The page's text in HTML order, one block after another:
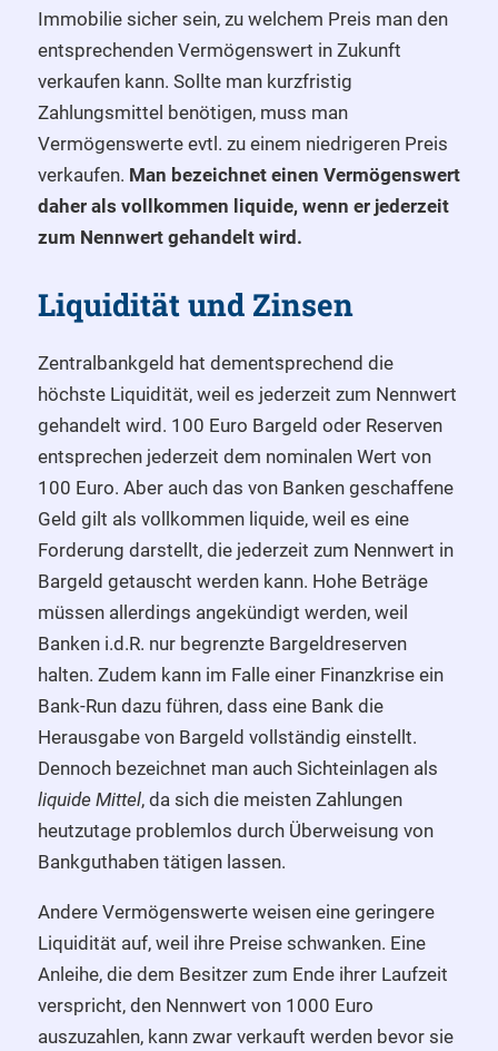
Immobilie sicher sein, zu welchem Preis man den
entsprechenden Vermögenswert in Zukunft
verkaufen kann. Sollte man kurzfristig
Zahlungsmittel benötigen, muss man
Vermögenswerte evtl. zu einem niedrigeren Preis
verkaufen. Man bezeichnet einen Vermögenswert
daher als vollkommen liquide, wenn er jederzeit
zum Nennwert gehandelt wird.
Liquidität und Zinsen
Zentralbankgeld hat dementsprechend die
höchste Liquidität, weil es jederzeit zum Nennwert
gehandelt wird. 100 Euro Bargeld oder Reserven
entsprechen jederzeit dem nominalen Wert von
100 Euro. Aber auch das von Banken geschaffene
Geld gilt als vollkommen liquide, weil es eine
Forderung darstellt, die jederzeit zum Nennwert in
Bargeld getauscht werden kann. Hohe Beträge
müssen allerdings angekündigt werden, weil
Banken i.d.R. nur begrenzte Bargeldreserven
halten. Zudem kann im Falle einer Finanzkrise ein
Bank-Run dazu führen, dass eine Bank die
Herausgabe von Bargeld vollständig einstellt.
Dennoch bezeichnet man auch Sichteinlagen als
liquide Mittel, da sich die meisten Zahlungen
heutzutage problemlos durch Überweisung von
Bankguthaben tätigen lassen.
Andere Vermögenswerte weisen eine geringere
Liquidität auf, weil ihre Preise schwanken. Eine
Anleihe, die dem Besitzer zum Ende ihrer Laufzeit
verspricht, den Nennwert von 1000 Euro
auszuzahlen, kann zwar verkauft werden bevor sie